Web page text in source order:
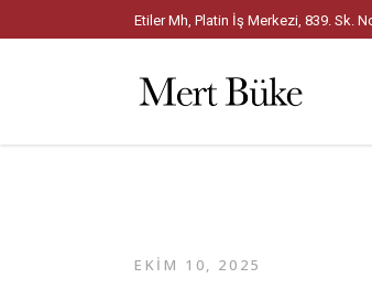
Etiler Mh, Platin İş Merkezi, 839.
EKIM 10, 2025